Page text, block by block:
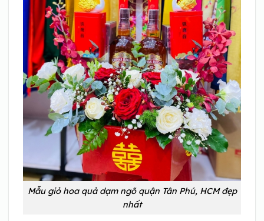
Mẫu giỏ hoa quả dạm ngõ quận Tân Phú, HCM đẹp
nhất